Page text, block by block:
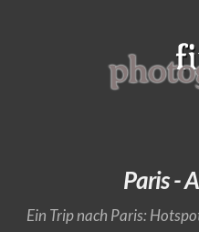
Paris -
Ein Trip nach Paris: